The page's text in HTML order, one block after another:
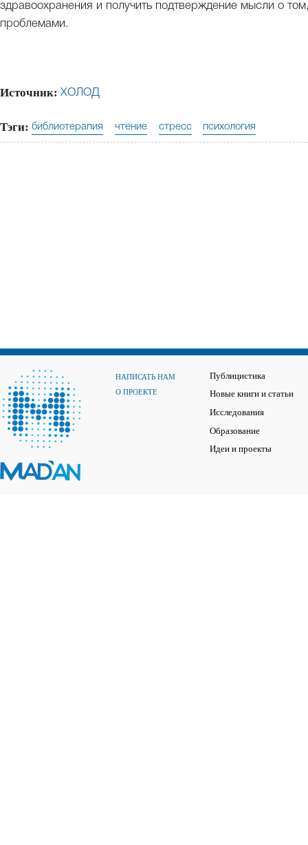
здравоохранения и получить подтверждение мысли о
проблемами.
Источник: ХОЛОД
Тэги: библиотерапия чтение стресс психология
НАПИСАТЬ НАМ
О ПРОЕКТЕ
Публицистика
Новые книги и статьи
Исследования
Образование
Идеи и проекты